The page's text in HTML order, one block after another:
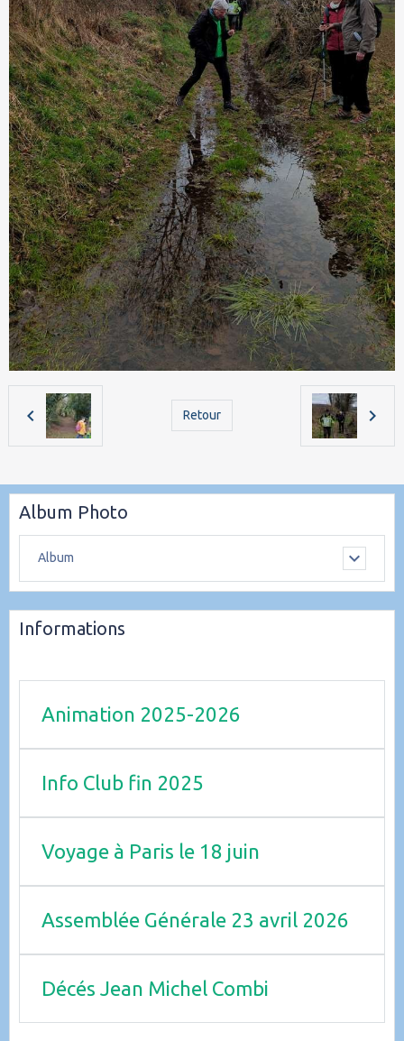
Retour
Album Photo
Album
Informations
Animation 2025-2026
Info Club fin 2025
Voyage à Paris le 18 juin
Assemblée Générale 23 avril 2026
Décés Jean Michel Combi